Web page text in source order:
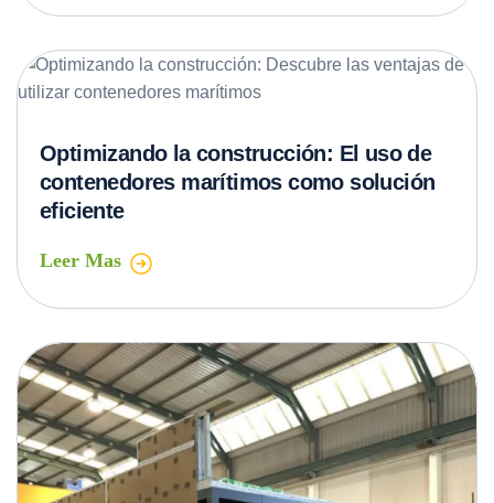
Optimizando la construcción: El uso de
contenedores marítimos como solución
eficiente
Leer Mas